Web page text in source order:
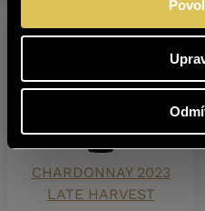
CHARDONNAY 2023
LATE HARVEST